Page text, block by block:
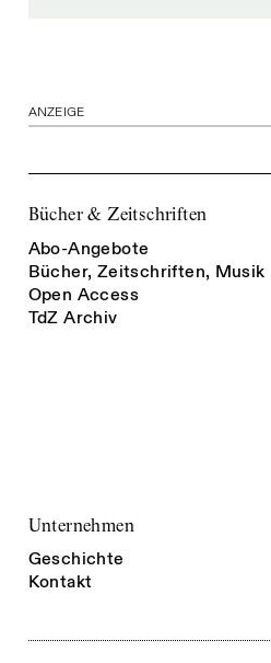
ANZEIGE
Bücher & Zeitschriften
Abo-Angebote
Bücher, Zeitschriften, Musik
Open Access
TdZ Archiv
Unternehmen
Geschichte
Kontakt